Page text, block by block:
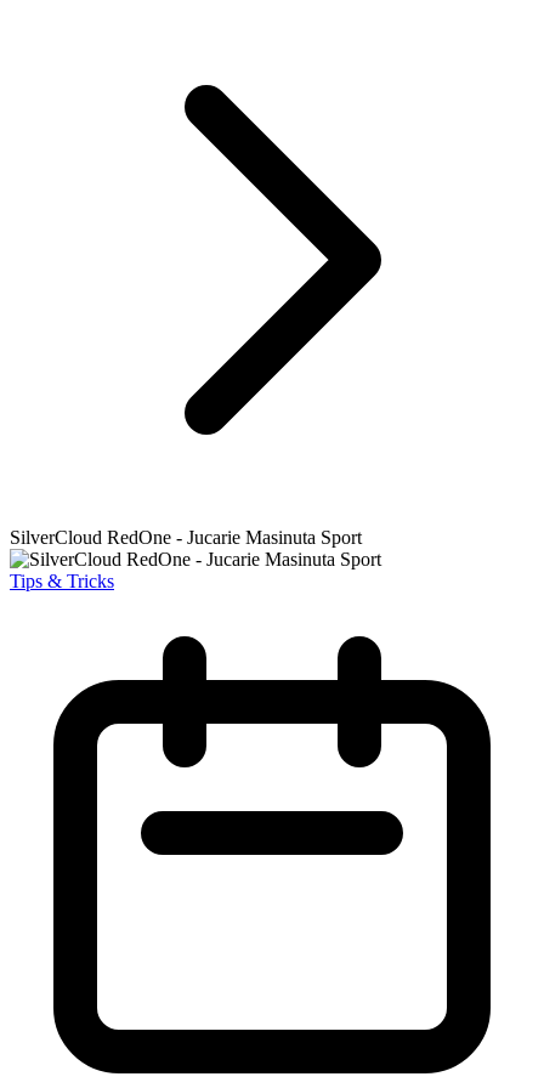
SilverCloud RedOne - Jucarie Masinuta Sport
Tips & Tricks